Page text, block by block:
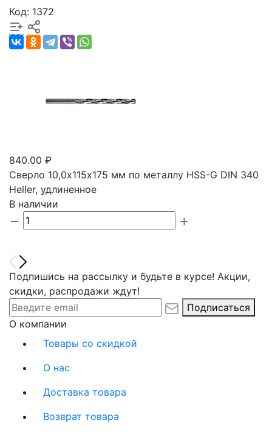
Код: 1372
840.00 ₽
Сверло 10,0х115х175 мм по металлу HSS-G DIN 340
Heller, удлиненное
В наличии
Подпишись на рассылку и будьте в курсе! Акции,
скидки, распродажи ждут!
Подписаться
О компании
Товары со скидкой
О нас
Доставка товара
Возврат товара